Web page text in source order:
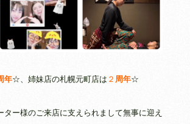
年☆、姉妹店の札幌元町店は ２ 周年☆
ター様のご来店に支えられまして無事に迎え